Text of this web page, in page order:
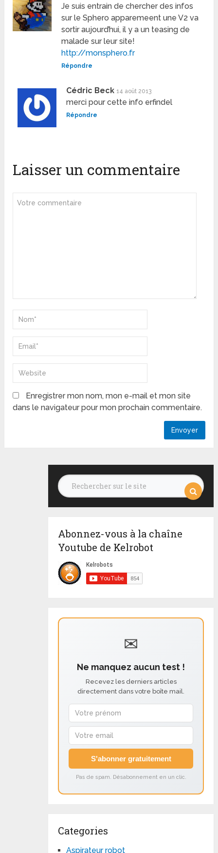
Je suis entrain de chercher des infos
sur le Sphero apparemeent une V2 va
sortir aujourd’hui, il y a un teasing de
malade sur leur site!
http://monsphero.fr
Répondre
Cédric Beck 14 août 2013
merci pour cette info erfindel
Répondre
Laisser un commentaire
Enregistrer mon nom, mon e-mail et mon site
dans le navigateur pour mon prochain commentaire.
Abonnez-vous à la chaîne
Youtube de Kelrobot
✉
Ne manquez aucun test !
Recevez les derniers articles
directement dans votre boîte mail.
S'abonner gratuitement
Pas de spam. Désabonnement en un clic.
Categories
Aspirateur robot